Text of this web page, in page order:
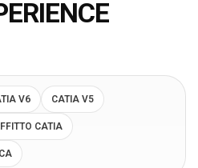
DE
V6 CATIA V5
CATIA